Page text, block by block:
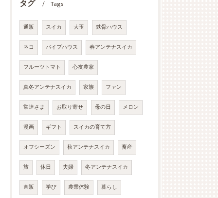
タグ Tags
通販 スイカ 大玉 鉄骨ハウス
ネコ パイプハウス 春アンテナスイカ
フルーツトマト 心友農家
真冬アンテナスイカ 家族 ファン
常連さま お取り寄せ 母の日 メロン
漫画 ギフト スイカの育て方
オフシーズン 秋アンテナスイカ 畜産
旅 休日 夫婦 冬アンテナスイカ
直販 学び 農業体験 暮らし